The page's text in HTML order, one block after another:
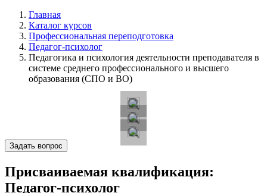
Главная
Каталог курсов
Профессиональная переподготовка
Педагог-психолог
Педагогика и психология деятельности преподавателя в
системе среднего профессионального и высшего
образования (СПО и ВО)
Задать вопрос
Присваиваемая квалификация:
Педагог-психолог